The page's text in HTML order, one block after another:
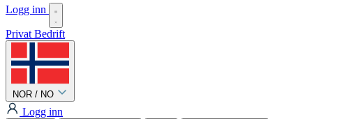
Logg inn
Privat Bedrift
NOR / NO
Logg inn